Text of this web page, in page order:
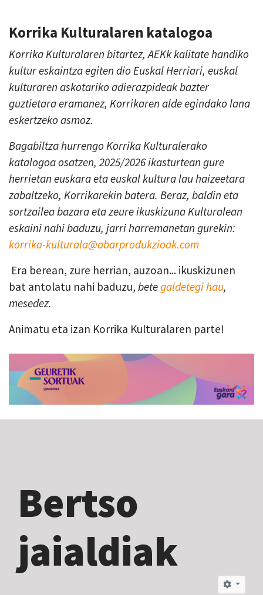
Korrika Kulturalaren katalogoa
Korrika Kulturalaren bitartez, AEKk kalitate handiko
kultur eskaintza egiten dio Euskal Herriari, euskal
kulturaren askotariko adierazpideak bazter
guztietara eramanez, Korrikaren alde egindako lana
eskertzeko asmoz.
Bagabiltza hurrengo Korrika Kulturalerako
katalogoa osatzen, 2025/2026 ikasturtean gure
herrietan euskara eta euskal kultura lau haizeetara
zabaltzeko, Korrikarekin batera. Beraz, baldin eta
sortzailea bazara eta zeure ikuskizuna Kulturalean
eskaini nahi baduzu, jarri harremanetan gurekin:
korrika-kulturala@abarprodukzioak.com
Era berean, zure herrian, auzoan... ikuskizunen
bat antolatu nahi baduzu, betegaldetegi hau,
mesedez.
Animatu eta izan Korrika Kulturalaren parte!
Bertso
jaialdiak